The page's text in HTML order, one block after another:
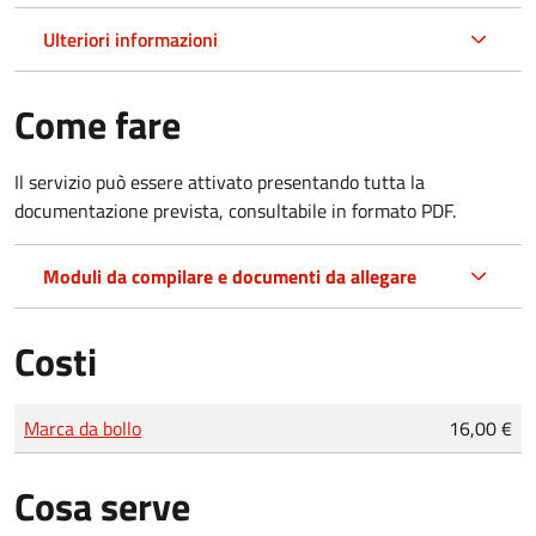
Ulteriori informazioni
Come fare
Il servizio può essere attivato presentando tutta la
documentazione prevista, consultabile in formato PDF.
Moduli da compilare e documenti da allegare
Costi
Tipo di pagamento
Importo
Marca da bollo 16,00 €
Cosa serve